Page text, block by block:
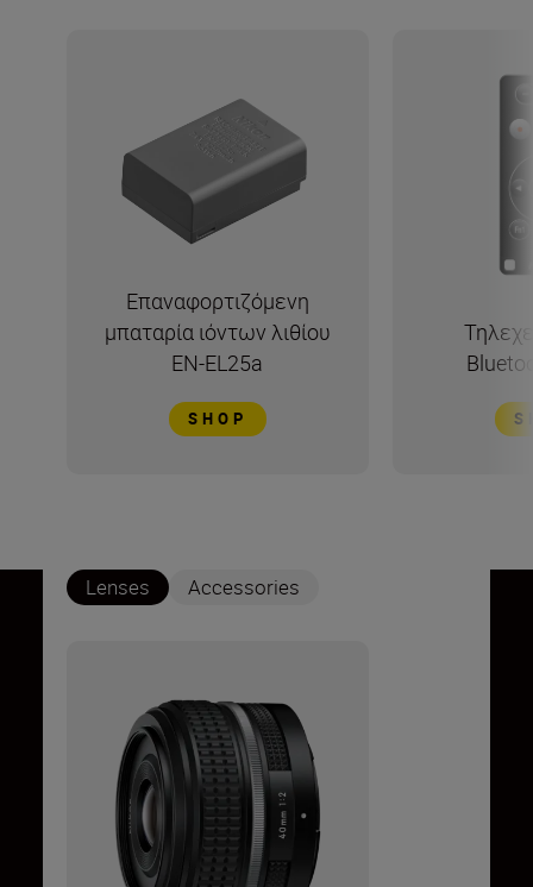
Επαναφορτιζόμενη
μπαταρία ιόντων λιθίου
EN-EL25a
SHOP
Lenses Accessories